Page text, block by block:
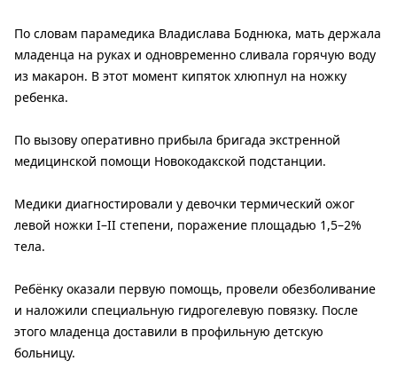
По словам парамедика Владислава Боднюка, мать держала
младенца на руках и одновременно сливала горячую воду
из макарон. В этот момент кипяток хлюпнул на ножку
ребенка.
По вызову оперативно прибыла бригада экстренной
медицинской помощи Новокодакской подстанции.
Медики диагностировали у девочки термический ожог
левой ножки I–II степени, поражение площадью 1,5–2%
тела.
Ребёнку оказали первую помощь, провели обезболивание
и наложили специальную гидрогелевую повязку. После
этого младенца доставили в профильную детскую
больницу.